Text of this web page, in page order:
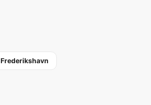
Frederikshavn